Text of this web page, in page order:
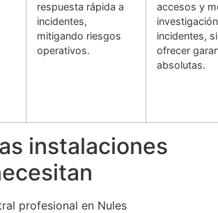
respuesta rápida a
incidentes,
mitigando riesgos
operativos.
accesos y
incidentes,
ofrecer
absolutas.
instalaciones
profesional en Nules